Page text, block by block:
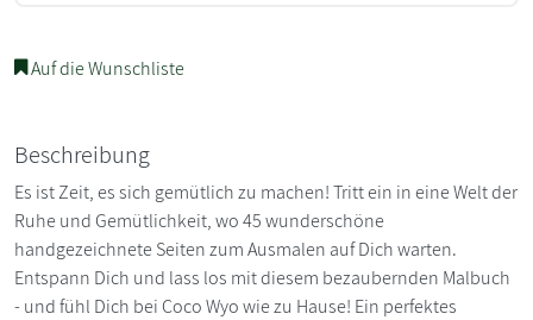
Auf die Wunschliste
Beschreibung
Es ist Zeit, es sich gemütlich zu machen! Tritt ein in eine Welt der
Ruhe und Gemütlichkeit, wo 45 wunderschöne
handgezeichnete Seiten zum Ausmalen auf Dich warten.
Entspann Dich und lass los mit diesem bezaubernden Malbuch
- und fühl Dich bei Coco Wyo wie zu Hause! Ein perfektes